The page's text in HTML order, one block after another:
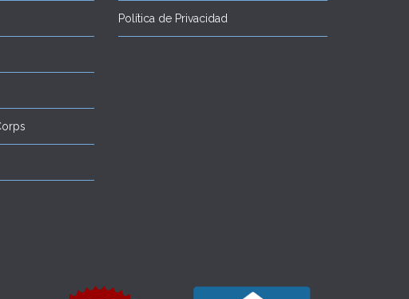
Política de Privacidad